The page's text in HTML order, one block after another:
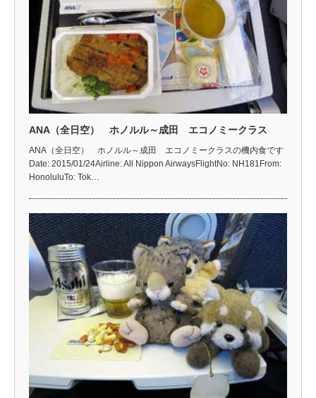
ANA（全日空） ホノルル～成田 エコノミークラス
ANA（全日空） ホノルル～成田 エコノミークラスの機内食です
Date: 2015/01/24Airline: All Nippon AirwaysFlightNo: NH181From:
HonoluluTo: Tok…